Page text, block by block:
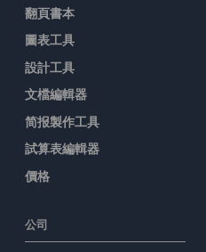
翻頁書本
圖表工具
設計工具
文檔編輯器
简报製作工具
試算表編輯器
價格
公司